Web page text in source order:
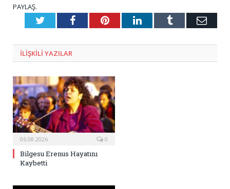
PAYLAŞ.
TwitterFacebookPinterestLinkedInTumblr E-
ILIŞKILI YAZILAR
06.08.2026 0
Bilgesu Erenus Hayatını
Kaybetti